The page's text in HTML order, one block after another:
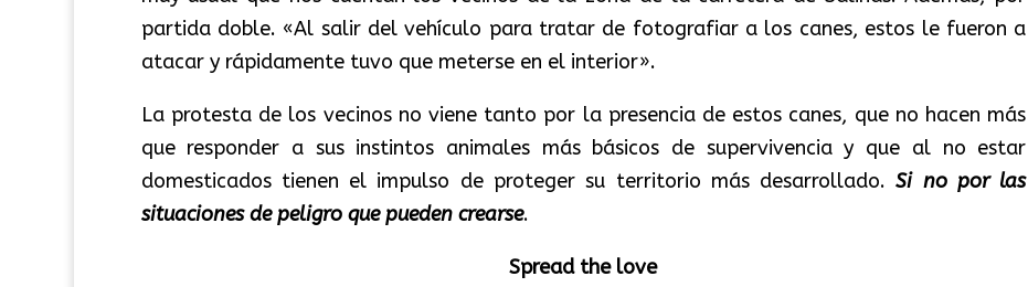
partida doble. «Al salir del vehículo para tratar de fotografiar a los canes, estos le fueron a
atacar y rápidamente tuvo que meterse en el interior».
La protesta de los vecinos no viene tanto por la presencia de estos canes, que no hacen más
que responder a sus instintos animales más básicos de supervivencia y que al no estar
domesticados tienen el impulso de proteger su territorio más desarrollado.Si no por las
situaciones de peligro que pueden crearse.
Spread the love